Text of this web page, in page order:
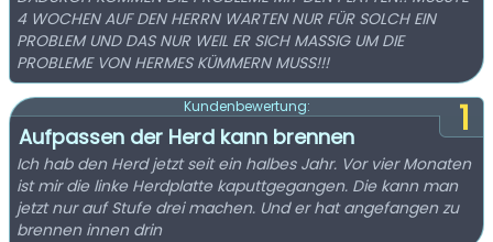
4 WOCHEN AUF DEN HERRN WARTEN NUR FÜR SOLCH EIN
PROBLEM UND DAS NUR WEIL ER SICH MASSIG UM DIE
PROBLEME VON HERMES KÜMMERN MUSS!!!
1
Kundenbewertung:
Aufpassen der Herd kann brennen
Ich hab den Herd jetzt seit ein halbes Jahr. Vor vier Monaten
ist mir die linke Herdplatte kaputtgegangen. Die kann man
jetzt nur auf Stufe drei machen. Und er hat angefangen zu
brennen innen drin